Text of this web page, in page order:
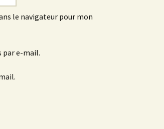
le navigateur pour mon
par e-mail.